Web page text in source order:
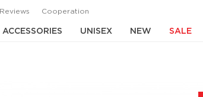
Reviews Cooperation
ACCESSORIES UNISEX NEW SALE